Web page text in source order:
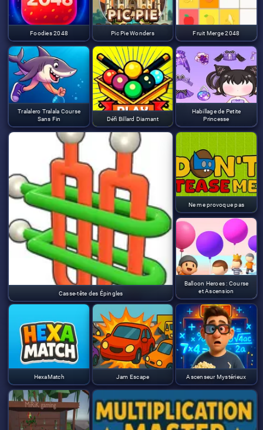
Foodies 2048 Pic Pie Wonders Fruit Merge 2048
Tralalero Tralala Course
Sans Fin
Défi Billard Diamant
Casse-tête des Épingles
Habillage de Petite
Princesse
Ne me provoque pas
Balloon Heroes : Course
et Ascension
HexaMatch Jam Escape Ascenseur Mystérieux